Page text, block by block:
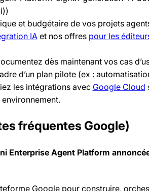
et budgétaire de vos projets
IA et nos offres pour les
dès maintenant vos cas
d’un plan pilote (ex :
les intégrations avec Google Cloud
fréquentes Google)
Enterprise Agent Platform
Google pour construire,